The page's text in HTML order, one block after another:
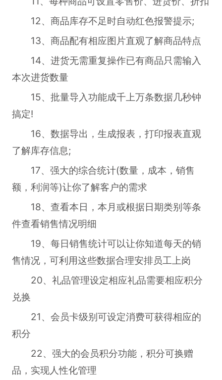
12、商品库存不足时自动红色报警提示;
13、商品配有相应图片直观了解商品特点
14、进货无需重复操作已有商品只需输入
本次进货数量
15、批量导入功能成千上万条数据几秒钟
搞定!
16、数据导出，生成报表，打印报表直观
了解库存信息;
17、强大的综合统计(数量，成本，销售
额，利润等)让你了解客户的需求
18、查看本日，本月或根据日期类别等条
件查看销售情况明细
19、每日销售统计可以让你知道每天的销
售情况，可利用这些数据合理安排员工上岗
20、礼品管理设定相应礼品需要相应积分
兑换
21、会员卡级别可设定消费可获得相应的
积分
22、强大的会员积分功能，积分可换赠
品，实现人性化管理